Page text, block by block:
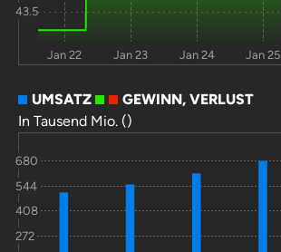
43.5
Jan 22 Jan 23 Jan 24 Jan 25
UMSATZ
GEWINN, VERLUST
In Tausend Mio. ()
680
544
408
272